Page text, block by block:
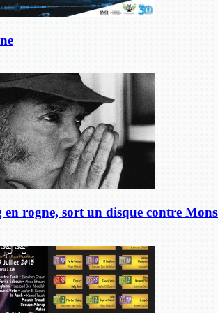
en rogne, sort un disque contre